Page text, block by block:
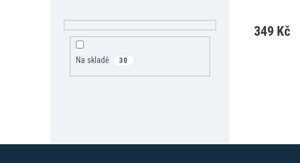
Na skladě 30
349 Kč